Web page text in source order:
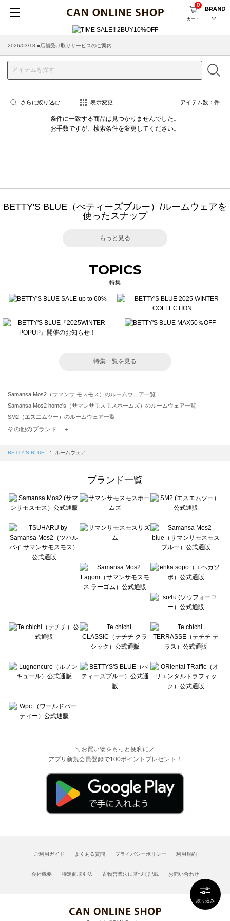
カート
0
BRAND
2026/03/18 ■店舗受け取りサービスのご案内
絞り込み
さらに絞り込む 表示変更 アイテム数： 件
条件に一致する商品は見つかりませんでした。
お手数ですが、検索条件を変更してください。
BETTY'S BLUE（べティーズブルー）/ルームウェアを
使ったスナップ
もっと見る
TOPICS
特集
特集一覧を見る
Samansa Mos2（サマンサ モスモス）のルームウェア一覧
Samansa Mos2 home's（サマンサモスモスホームズ）のルームウェア一覧
SM2（エスエムツー）のルームウェア一覧
TSUHARU by Samansa Mos2（ツハルバイサマンサモスモス）のルームウェア一覧
Samansa Mos2 blue（サマンサモスモス ブルー）のルームウェア一覧
sō4ū（ソウフォーユー）のルームウェア一覧
Te chichi（テチチ）のルームウェア一覧
Te chichi CLASSIC（テチチ クラシック）のルームウェア一覧
Lugnoncure（ルノンキュール）のルームウェア一覧
BETTY'S BLUE（べティーズブルー）のルームウェア一覧
Wpc.（ワールドパーティー）のルームウェア一覧
その他のブランド ＋
BETTY'S BLUE ルームウェア
ブランド一覧
＼お買い物をもっと便利に／
アプリ新規会員登録で100ポイントプレゼント！
ご利用ガイド よくある質問 プライバシーポリシー 利用規約
会社概要 特定商取引法 古物営業法に基づく記載 お問い合わせ